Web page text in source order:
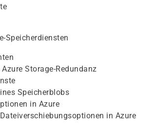
Speicherdiensten
Storage-Redundanz
Speicherblobs
in Azure
in Azure